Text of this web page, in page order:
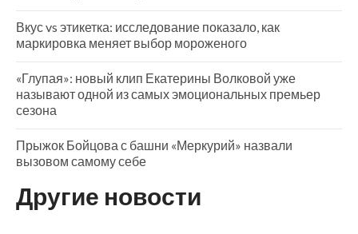
Вкус vs этикетка: исследование показало, как
маркировка меняет выбор мороженого
«Глупая»: новый клип Екатерины Волковой уже
называют одной из самых эмоциональных премьер
сезона
Прыжок Бойцова с башни «Меркурий» назвали
вызовом самому себе
Другие новости